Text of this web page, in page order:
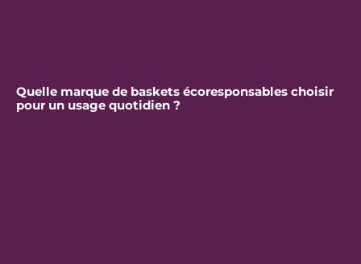
Quelle marque de baskets écoresponsables choisir
pour un usage quotidien ?